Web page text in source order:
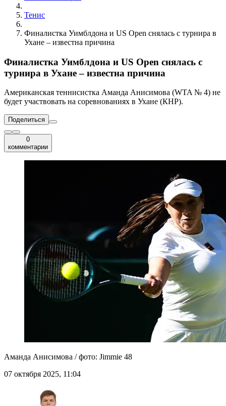
Тенис
Финалистка Уимблдона и US Open снялась с турнира в
Ухане – известна причина
Финалистка Уимблдона и US Open снялась с
турнира в Ухане – известна причина
Американская теннисистка Аманда Анисимова (WTA № 4) не
будет участвовать на соревнованиях в Ухане (КНР).
Поделиться
0
комментарии
Аманда Анисимова / фото: Jimmie 48
07 октября 2025, 11:04